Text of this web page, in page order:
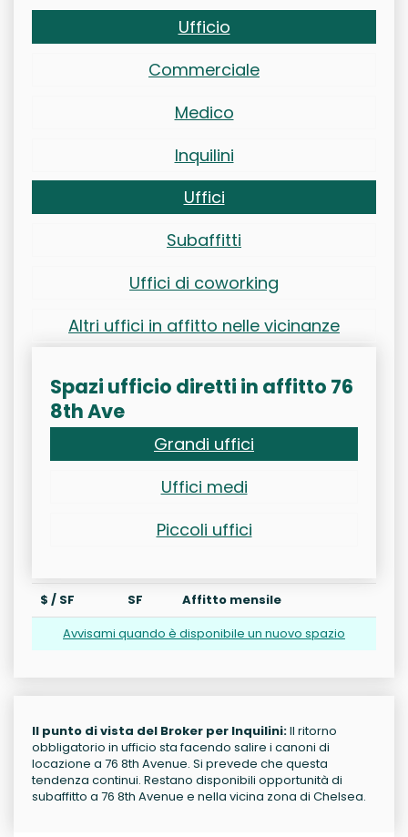
Ufficio
Commerciale
Medico
Inquilini
Uffici
Subaffitti
Uffici di coworking
Altri uffici in affitto nelle vicinanze
Spazi ufficio diretti in affitto 76
8th Ave
Grandi uffici
Uffici medi
Piccoli uffici
$ / SF SF
Affitto mensile
Avvisami quando è disponibile un nuovo spazio
Il punto di vista del Broker per Inquilini:Il ritorno
obbligatorio in ufficio sta facendo salire i canoni di
locazione a 76 8th Avenue. Si prevede che questa
tendenza continui. Restano disponibili opportunità di
subaffitto a 76 8th Avenue e nella vicina zona di Chelsea.